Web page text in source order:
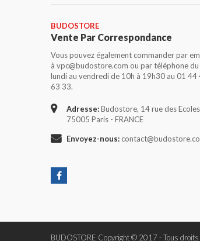
BUDOSTORE
Vente Par Correspondance
Vous pouvez également commander par
à vpc@budostore.com ou par téléphone du
lundi au vendredi de 10h à 19h30 au 01 44
63 33.
Adresse:Budostore, 14 rue des Ecoles
75005 Paris - FRANCE
Envoyez-nous:
BUDOSTORE Copyright © 2017 - Tous droits